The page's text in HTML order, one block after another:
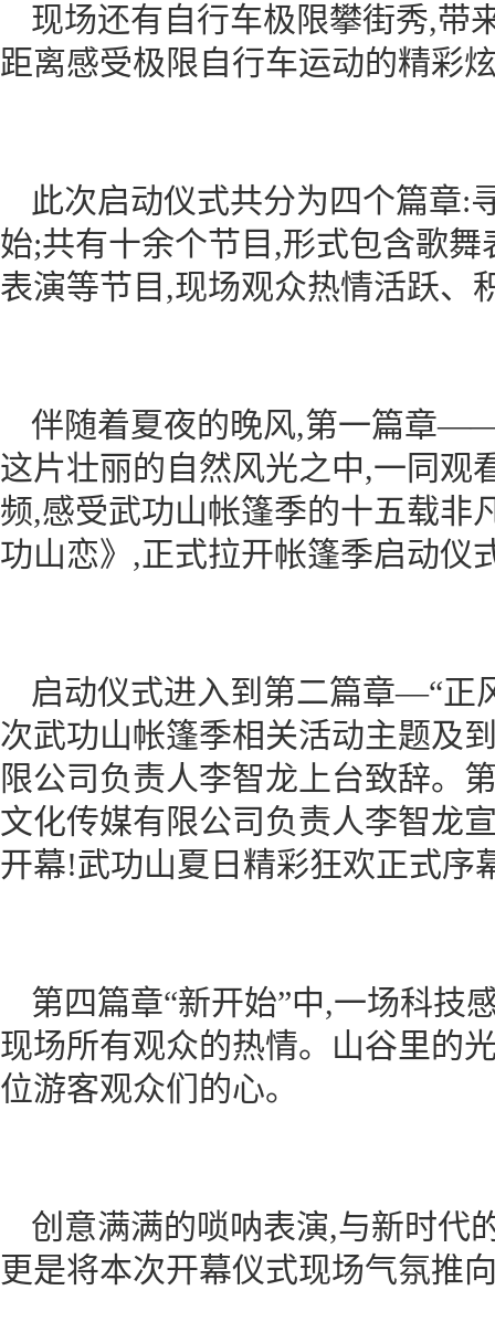
现场还有自行车极限攀街秀,带
距离感受极限自行车运动的精彩
此次启动仪式共分为四个篇章:
始;共有十余个节目,形式包含歌
表演等节目,现场观众热情活跃、
伴随着夏夜的晚风,第一篇章
这片壮丽的自然风光之中,一同观
频,感受武功山帐篷季的十五载非
功山恋》,正式拉开帐篷季启动仪
启动仪式进入到第二篇章—“正
次武功山帐篷季相关活动主题及
限公司负责人李智龙上台致辞。
文化传媒有限公司负责人李智龙
开幕!武功山夏日精彩狂欢正式序
第四篇章“新开始”中,一场科技
现场所有观众的热情。山谷里的
位游客观众们的心。
创意满满的唢呐表演,与新时代
更是将本次开幕仪式现场气氛推